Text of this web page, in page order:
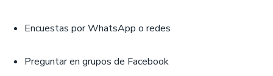
Encuestas por WhatsApp o redes
Preguntar en grupos de Facebook